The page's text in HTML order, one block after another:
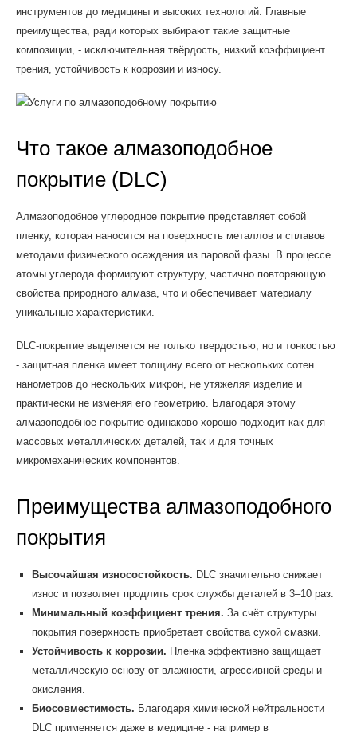
инструментов до медицины и высоких технологий. Главные
преимущества, ради которых выбирают такие защитные
композиции, - исключительная твёрдость, низкий коэффициент
трения, устойчивость к коррозии и износу.
Что такое алмазоподобное
покрытие (DLC)
Алмазоподобное углеродное покрытие представляет собой
пленку, которая наносится на поверхность металлов и сплавов
методами физического осаждения из паровой фазы. В процессе
атомы углерода формируют структуру, частично повторяющую
свойства природного алмаза, что и обеспечивает материалу
уникальные характеристики.
DLC-покрытие выделяется не только твердостью, но и тонкостью
- защитная пленка имеет толщину всего от нескольких сотен
нанометров до нескольких микрон, не утяжеляя изделие и
практически не изменяя его геометрию. Благодаря этому
алмазоподобное покрытие одинаково хорошо подходит как для
массовых металлических деталей, так и для точных
микромеханических компонентов.
Преимущества алмазоподобного
покрытия
Высочайшая износостойкость. DLC значительно снижает
износ и позволяет продлить срок службы деталей в 3–10 раз.
Минимальный коэффициент трения. За счёт структуры
покрытия поверхность приобретает свойства сухой смазки.
Устойчивость к коррозии. Пленка эффективно защищает
металлическую основу от влажности, агрессивной среды и
окисления.
Биосовместимость. Благодаря химической нейтральности
DLC применяется даже в медицине - например в